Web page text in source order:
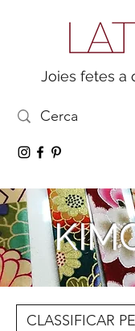
Joies fetes a